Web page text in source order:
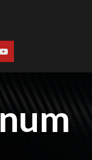
Youtube